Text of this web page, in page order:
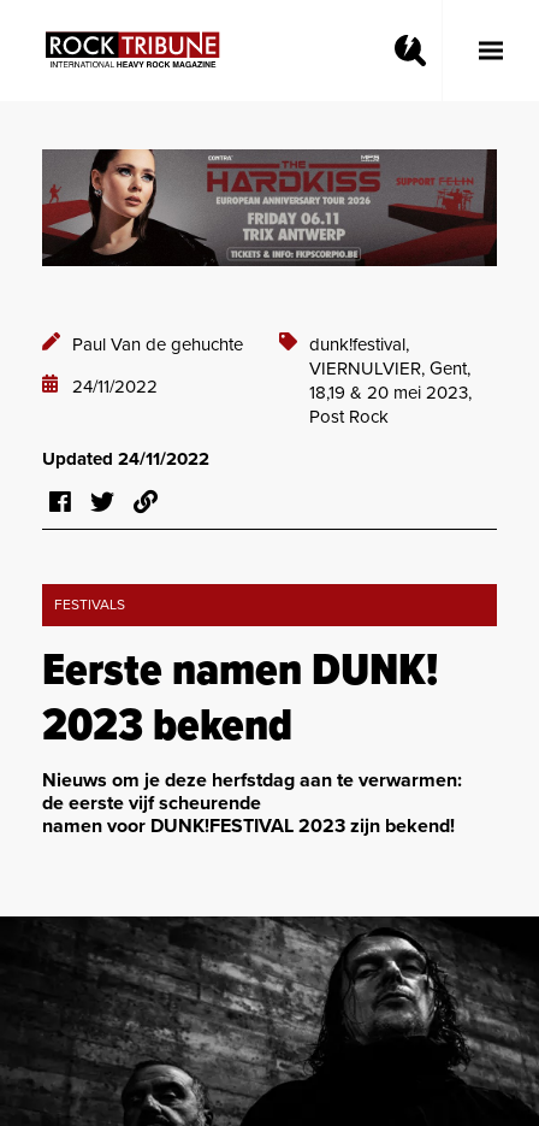
Toggle
Paul Van de gehuchte
24/11/2022
dunk!festival,
VIERNULVIER, Gent,
18,19 & 20 mei 2023,
Post Rock
Updated 24/11/2022
FESTIVALS
Eerste namen DUNK!
2023 bekend
Nieuws om je deze herfstdag aan te verwarmen:
de eerste vijf scheurende
namen voor DUNK!FESTIVAL 2023 zijn bekend!